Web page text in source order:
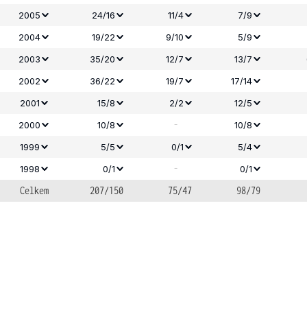
2005
24/16 11/4
7/9
2004
19/22 9/10
5/9
2003
35/20 12/7 13/7
2002
36/22 19/7
17/14
2001
15/8 2/2
12/5
2000
10/8 -
10/8
1999
5/5 0/1
5/4
1998
0/1 - 0/1
Celkem 207/150 75/47 98/79